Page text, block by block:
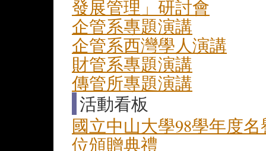
發展管理」研討會
企管系專題演講
企管系西灣學人演講
財管系專題演講
傳管所專題演講
活動看板
國立中山大學98學年度
位頒贈典禮